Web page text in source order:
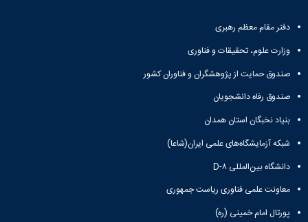
دفتر مقام معظم رهبری
وزارت علوم، تحقیقات و فناوری
صندوق حمایت از پژوهشگران و فناوران کشور
صندوق رفاه دانشجویان
بنیاد نخبگان استان همدان
شبکه آزمایشگاه‌های علمی ایران(شاعا)
دانشگاه بین‌المللی D-۸
معاونت علمی فناوری ریاست جمهوری
پورتال امام خمینی (ره)